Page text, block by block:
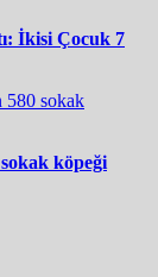
İkisi Çocuk 7
köpeği